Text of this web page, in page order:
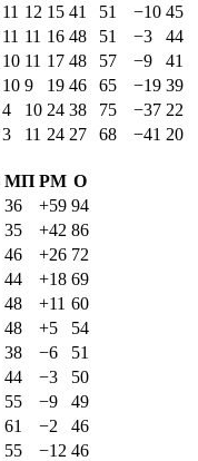
11 12 15 41 51 −10 45
11 11 16 48 51 −3
44
10 11 17 48 57 −9
41
10 9 19 46 65 −19 39
4 10 24 38 75 −37 22
3 11 24 27 68 −41 20
МП РМ О
36 +59 94
35 +42 86
46 +26 72
44 +18 69
48 +11 60
48 +5
54
38 −6
51
44 −3
50
55 −9
49
61 −2
46
55 −12 46